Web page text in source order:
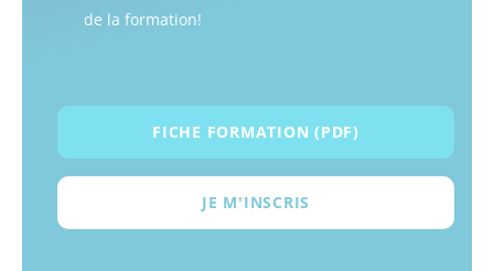
de la formation!
FICHE FORMATION (PDF)
JE M'INSCRIS